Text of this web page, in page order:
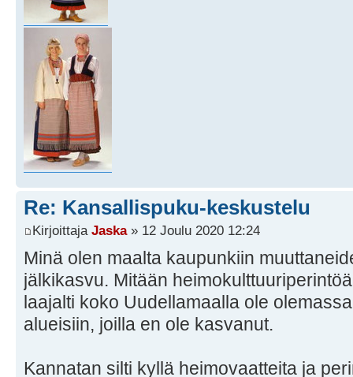
Re: Kansallispuku-keskustelu
Kirjoittaja Jaska» 12 Joulu 2020 12:24
Minä olen maalta kaupunkiin
jälkikasvu. Mitään
laajalti koko Uudellamaalla ole
alueisiin, joilla en ole kasvanut.
Kannatan silti kyllä heimovaatteita ja